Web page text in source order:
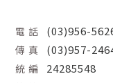
電 話 (03)956-
傳 真 (03)957-
統 編 24285548